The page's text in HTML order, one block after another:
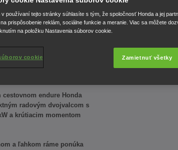
endure Honda
radovým dvojvalcom s
a krútiacim momentom
a ľahkom ráme ponúka
používaní tejto stránky súhlasíte s tým, že spoločnosť Honda a jej
prispôsobenie reklám, sociálne funkcie a meranie. Viac sa môžete
na položku Nastavenia súborov cookie.
Zamietnuť všetky
cookie